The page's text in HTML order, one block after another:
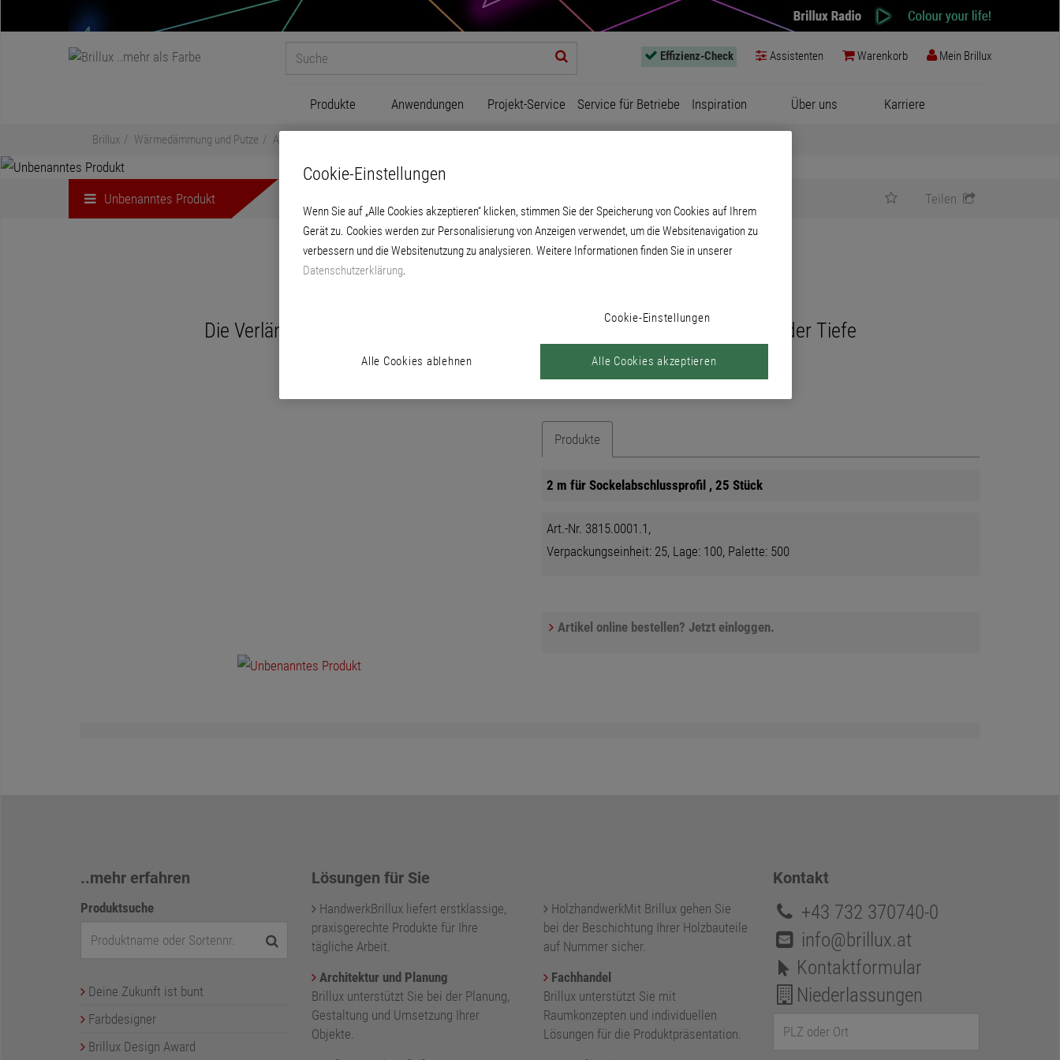
Effizienz-Check Assistenten Warenkorb Mein Brillux
Produkte Anwendungen Projekt-Service Service für Betriebe Inspiration Über uns Karriere
Brillux Wärmedämmung und Putze An- und Abschlussprofile
Unbenanntes Produkt Teilen
Die Verlängerung 3815.0001 kann das Sockelabschlussprofil bis 5 cm in der Tiefe
Produkte
2 m für Sockelabschlussprofil , 25 Stück
Art.-Nr. 3815.0001.1,
Verpackungseinheit: 25, Lage: 100, Palette: 500
Artikel online bestellen? Jetzt einloggen.
..mehr erfahren
Produktsuche
Deine Zukunft ist bunt
Farbdesigner
Brillux Design Award
Lösungen für Sie
HandwerkBrillux liefert erstklassige,
praxisgerechte Produkte für Ihre
tägliche Arbeit.
Architektur und Planung
Brillux unterstützt Sie bei der Planung,
Gestaltung und Umsetzung Ihrer
Objekte.
HolzhandwerkMit Brillux gehen Sie
bei der Beschichtung Ihrer Holzbauteile
auf Nummer sicher.
Fachhandel
Brillux unterstützt Sie mit
Raumkonzepten und individuellen
Lösungen für die Produktpräsentation.
Kontakt
+43 732 370740-0
info@brillux.at
Kontaktformular
Niederlassungen
Cookie-Einstellungen
Wenn Sie auf „Alle Cookies akzeptieren“ klicken, stimmen Sie der Speicherung von Cookies auf Ihrem
Gerät zu. Cookies werden zur Personalisierung von Anzeigen verwendet, um die Websitenavigation zu
verbessern und die Websitenutzung zu analysieren. Weitere Informationen finden Sie in unserer
Datenschutzerklärung.
Cookie-Einstellungen
Alle Cookies ablehnen Alle Cookies akzeptieren